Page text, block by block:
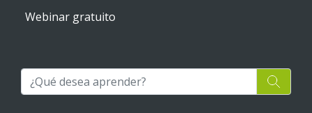
Webinar gratuito